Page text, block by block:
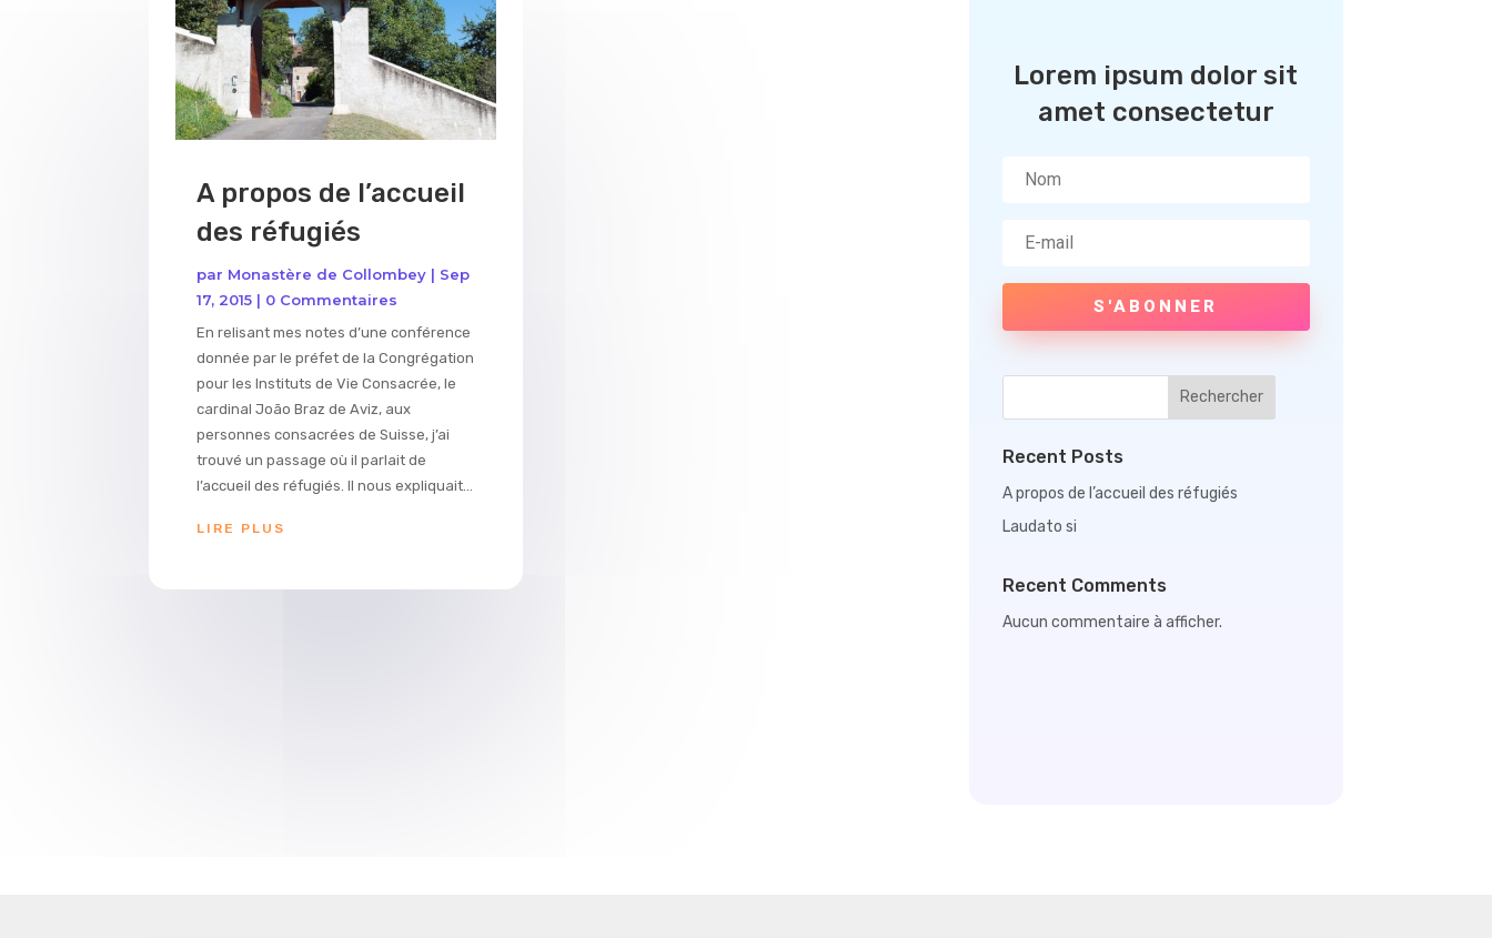
A propos de l’accueil
des réfugiés
par Monastère de Collombey | Sep
17, 2015 | 0 Commentaires
En relisant mes notes d’une conférence
donnée par le préfet de la Congrégation
pour les Instituts de Vie Consacrée, le
cardinal João Braz de Aviz, aux
personnes consacrées de Suisse, j’ai
trouvé un passage où il parlait de
l’accueil des réfugiés. Il nous expliquait...
LIRE PLUS
Lorem ipsum dolor sit
amet consectetur
S'ABONNER
Rechercher
Recent Posts
A propos de l’accueil des réfugiés
Laudato si
Recent Comments
Aucun commentaire à afficher.